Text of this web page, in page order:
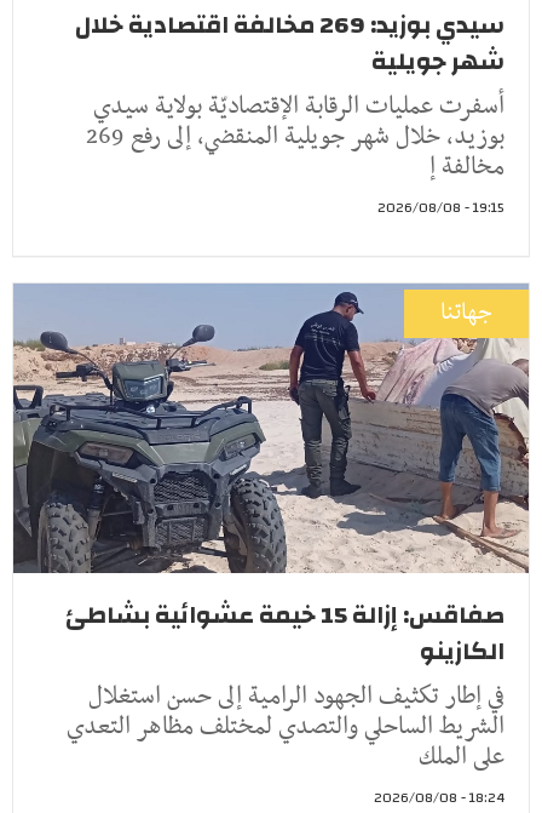
سيدي بوزيد: 269 مخالفة اقتصادية خلال
شهر جويلية
أسفرت عمليات الرقابة الإقتصاديّة بولاية سيدي
بوزيد، خلال شهر جويلية المنقضي، إلى رفع 269
مخالفة إ
19:15 - 2026/08/08
جهاتنا
صفاقس: إزالة 15 خيمة عشوائية بشاطئ
الكازينو
في إطار تكثيف الجهود الرامية إلى حسن استغلال
الشريط الساحلي والتصدي لمختلف مظاهر التعدي
على الملك
18:24 - 2026/08/08